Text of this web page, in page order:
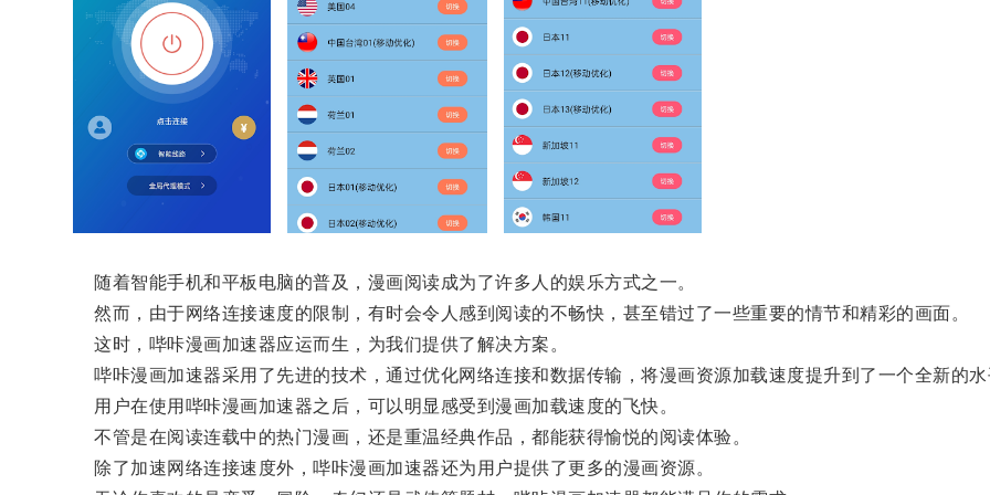
随着智能手机和平板电脑的普及，漫画阅读成为了许多人的娱乐方式之一。
然而，由于网络连接速度的限制，有时会令人感到阅读的不畅快，甚至错过了一些重要的情节和精彩的画面。
这时，哔咔漫画加速器应运而生，为我们提供了解决方案。
哔咔漫画加速器采用了先进的技术，通过优化网络连接和数据传输，将漫画资源加载速度提升到了一个全新的
用户在使用哔咔漫画加速器之后，可以明显感受到漫画加载速度的飞快。
不管是在阅读连载中的热门漫画，还是重温经典作品，都能获得愉悦的阅读体验。
除了加速网络连接速度外，哔咔漫画加速器还为用户提供了更多的漫画资源。